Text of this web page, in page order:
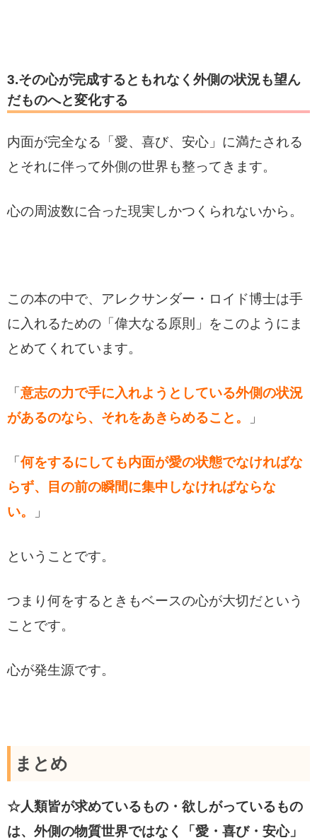
3.その心が完成するともれなく外側の状況も望ん
だものへと変化する
内面が完全なる「愛、喜び、安心」に満たされる
とそれに伴って外側の世界も整ってきます。
心の周波数に合った現実しかつくられないから。
この本の中で、アレクサンダー・ロイド博士は手
に入れるための「偉大なる原則」をこのようにま
とめてくれています。
「 意志の力で手に入れようとしている外側の状況
があるのなら、それをあきらめること。
」
「 何をするにしても内面が愛の状態でなければな
らず、目の前の瞬間に集中しなければならな
い。
」
ということです。
つまり何をするときもベースの心が大切だという
ことです。
心が発生源です。
まとめ
☆人類皆が求めているもの・欲しがっているもの
は、外側の物質世界ではなく「愛・喜び・安心」